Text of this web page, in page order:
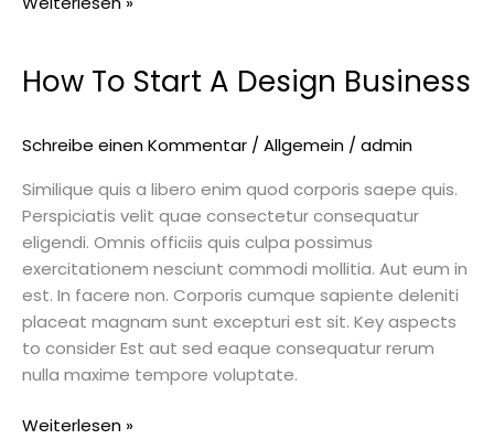
How To Start A Design Business
Schreibe einen Kommentar /Allgemein /admin
Similique quis a libero enim quod corporis saepe quis.
Perspiciatis velit quae consectetur consequatur
eligendi. Omnis officiis quis culpa possimus
exercitationem nesciunt commodi mollitia. Aut eum in
est. In facere non. Corporis cumque sapiente deleniti
placeat magnam sunt excepturi est sit. Key aspects
to consider Est aut sed eaque consequatur rerum
nulla maxime tempore voluptate.
How
A
Design
Business
Weiterlesen »